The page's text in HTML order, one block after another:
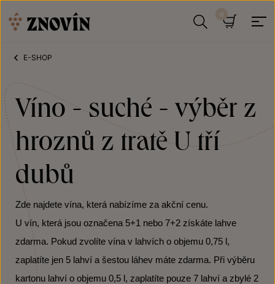
E-SHOP
Víno - suché - výběr z
hroznů z tratě U tří
dubů
Zde najdete vína, která nabízíme za akční cenu.
U vín, která jsou označena 5+1 nebo 7+2 získáte lahve
zdarma. Pokud zvolíte vína v lahvích o objemu 0,75 l,
zaplatíte jen 5 lahví a šestou láhev máte zdarma. Při výběru
kartonu lahví o objemu 0,5 l, zaplatíte pouze 7 lahví a zbylé 2